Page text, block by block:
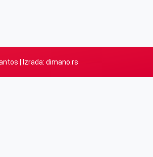
| Izrada: dimano.rs